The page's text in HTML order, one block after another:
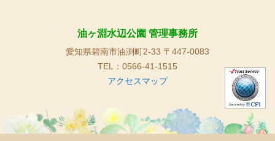
油ヶ淵水辺公園 管理事務所
愛知県碧南市油渕町2-33 〒447-0083
TEL：0566-41-1515
アクセスマップ